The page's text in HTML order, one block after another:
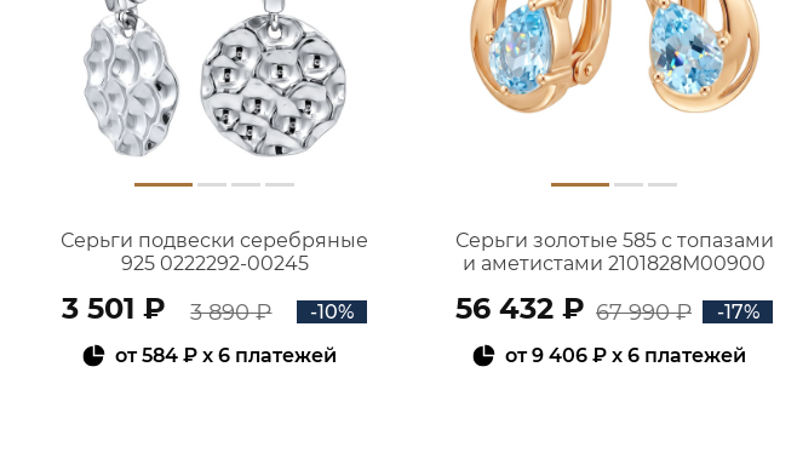
Серьги подвески серебряные
925 0222292-00245
3 501 ₽ 3 890 ₽
-10%
от584 ₽ x 6 платежей
Серьги золотые 585 с топазами
и аметистами 2101828М00900
56 432 ₽ 67 990 ₽
-17%
от9 406 ₽ x 6 платежей